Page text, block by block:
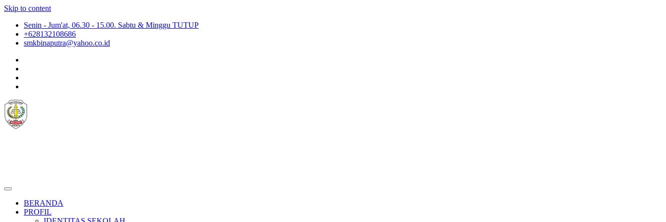
Skip to content
Senin - Jum'at, 06.30 - 15.00. Sabtu & Minggu TUTUP
+628132108686
smkbinaputra@yahoo.co.id
BERANDA
PROFIL